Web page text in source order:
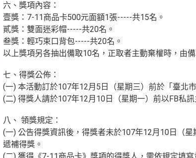
六、獎項內容：
壹獎：7-11商品卡500元面額1張-----共15名。
貳獎：雙面迷彩帽-----共20名。
叁獎：輕巧束口背包-----共20名。
以上獎項另各抽出備取10名，正取者主動棄權時，由
七、得獎公佈：
(一) 本活動訂於107年12月5日（星期三）前於「臺北
(二) 得獎人請於107年12月10日（星期一）前以FB私
八、 領獎規定：
(一) 公告得獎資訊後，得獎者未於107年12月10日（
遞補得獎。